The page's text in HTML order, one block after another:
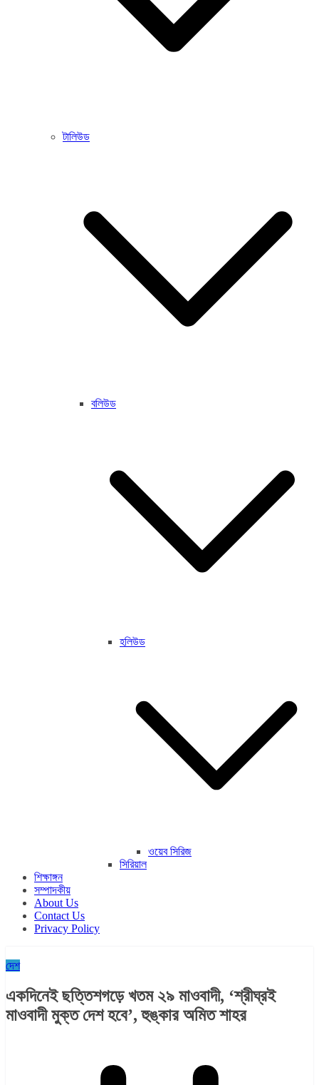
টালিউড
বলিউড
হলিউড
ওয়েব সিরিজ
সিরিয়াল
শিক্ষাঙ্গন
সম্পাদকীয়
About Us
Contact Us
Privacy Policy
দেশ
একদিনেই ছত্তিশগড়ে খতম ২৯ মাওবাদী, ‘শ্রীঘ্রই
মাওবাদী মুক্ত দেশ হবে’, হুঙ্কার অমিত শাহর